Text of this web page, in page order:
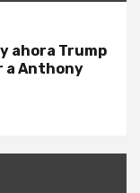
ahora Trump
a Anthony